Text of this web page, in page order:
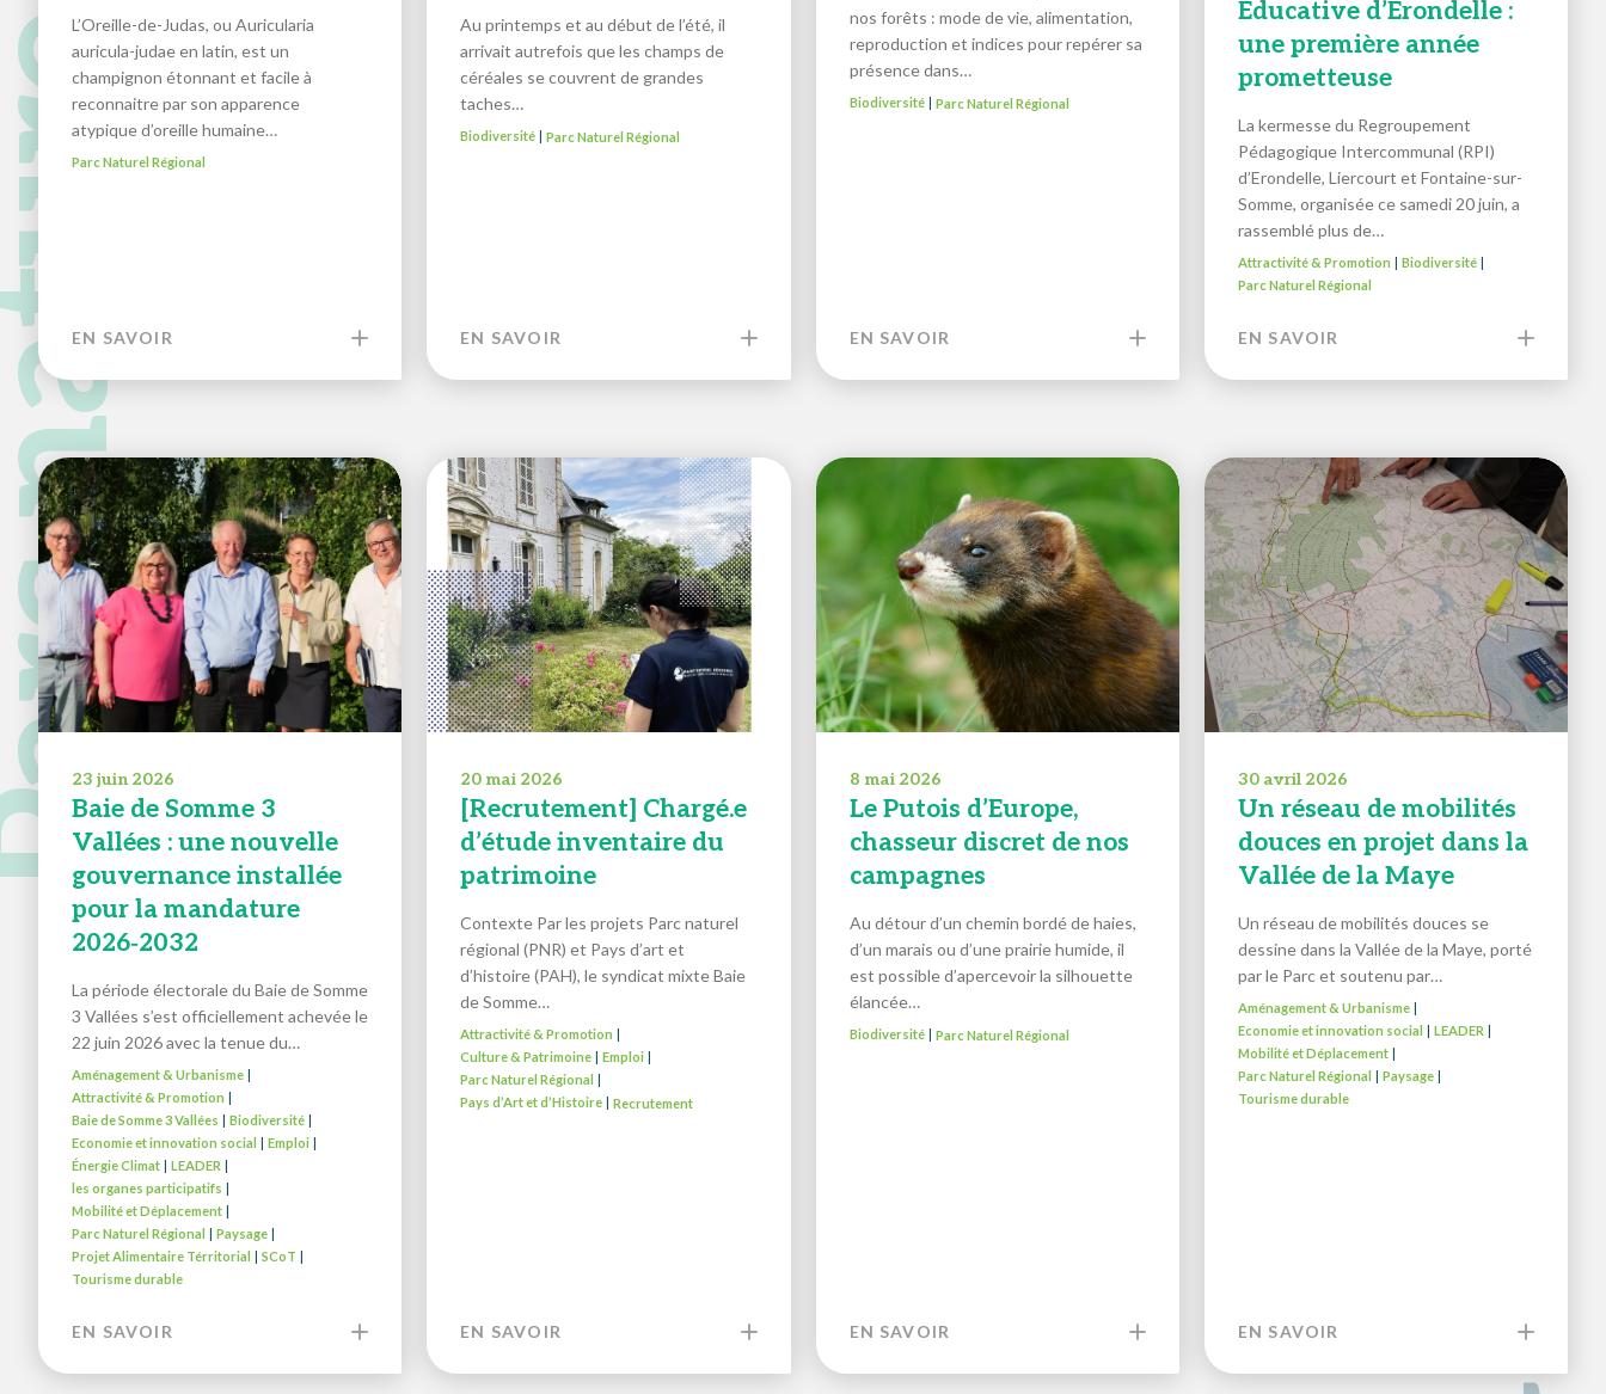
L’Oreille-de-Judas, ou Auricularia
auricula-judae en latin, est un
champignon étonnant et facile à
reconnaitre par son apparence
atypique d’oreille humaine…
Parc Naturel Régional
EN SAVOIR
Au printemps et au début de l’été, il
arrivait autrefois que les champs de
céréales se couvrent de grandes
taches…
Biodiversité |Parc Naturel Régional
EN SAVOIR
nos forêts : mode de vie, alimentation,
reproduction et indices pour repérer sa
présence dans…
Biodiversité| Parc Naturel Régional
EN SAVOIR
Éducative d’Erondelle :
une première année
prometteuse
La kermesse du Regroupement
Pédagogique Intercommunal (RPI)
d’Erondelle, Liercourt et Fontaine-sur-
Somme, organisée ce samedi 20 juin, a
rassemblé plus de…
Attractivité & Promotion Biodiversité|
Parc Naturel Régional
EN SAVOIR
23 juin 2026
Baie de Somme 3
Vallées : une nouvelle
gouvernance installée
pour la mandature
2026‑2032
La période électorale du Baie de Somme
3 Vallées s’est officiellement achevée le
22 juin 2026 avec la tenue du…
Aménagement & Urbanisme
Attractivité & Promotion
Baie de Somme 3 Vallées
Biodiversité
Economie et innovation social
Emploi
Énergie Climat
LEADER
les organes participatifs
Mobilité et Déplacement
Parc Naturel Régional
Paysage
Projet Alimentaire Térritorial
SCoT
Tourisme durable
EN SAVOIR
20 mai 2026
[Recrutement] Chargé.e
d’étude inventaire du
patrimoine
Contexte Par les projets Parc naturel
régional (PNR) et Pays d’art et
d’histoire (PAH), le syndicat mixte Baie
de Somme…
Attractivité & Promotion
Culture & Patrimoine
Emploi
Parc Naturel Régional
Pays d’Art et d’Histoire |Recrutement
EN SAVOIR
8 mai 2026
Le Putois d’Europe,
chasseur discret de nos
campagnes
Au détour d’un chemin bordé de haies,
d’un marais ou d’une prairie humide, il
est possible d’apercevoir la silhouette
élancée…
Biodiversité| Parc Naturel Régional
EN SAVOIR
30 avril 2026
Un réseau de mobilités
douces en projet dans la
Vallée de la Maye
Un réseau de mobilités douces se
dessine dans la Vallée de la Maye, porté
par le Parc et soutenu par…
Aménagement & Urbanisme|
Economie et innovation social
LEADER|
Mobilité et Déplacement|
Parc Naturel Régional
Paysage|
Tourisme durable
EN SAVOIR